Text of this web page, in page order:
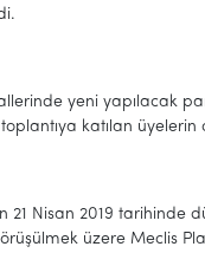
yeni yapılacak
katılan
21 Nisan 2019
üzere Meclis